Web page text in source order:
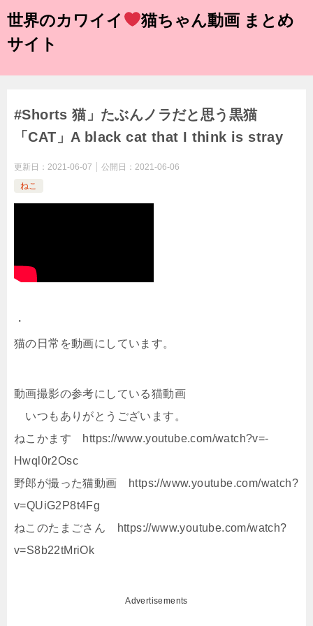
世界のカワイイ
猫ちゃん動画 まとめ
サイト
#Shorts 猫」たぶんノラだと思う黒猫
「CAT」A black cat that I think is stray
更新日： 2021-06-07 公開日： 2021-06-06
ねこ
・
猫の日常を動画にしています。
動画撮影の参考にしている猫動画
いつもありがとうございます。
ねこかます https://www.youtube.com/watch?v=-
Hwql0r2Osc
野郎が撮った猫動画 https://www.youtube.com/watch?
v=QUiG2P8t4Fg
ねこのたまごさん https://www.youtube.com/watch?
v=S8b22tMriOk
Advertisements